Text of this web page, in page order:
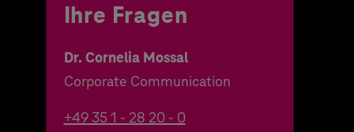
Ihre Fragen
Dr. Cornelia Mossal
Corporate Communication
+49 35 1 - 28 20 - 0